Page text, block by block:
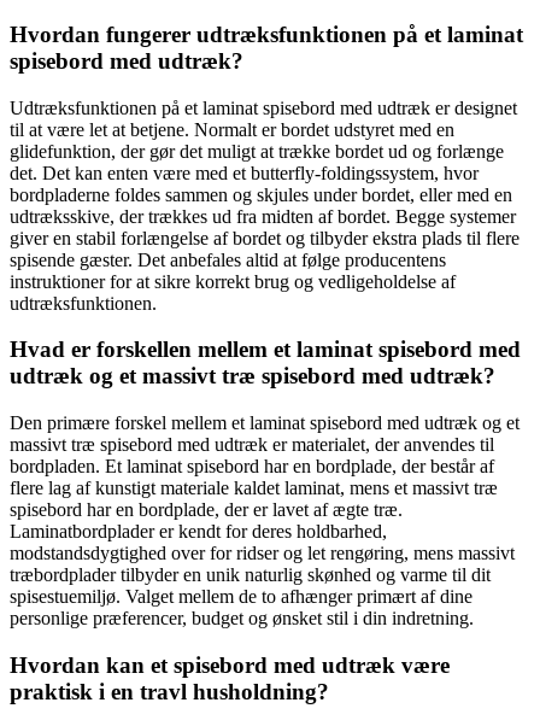
Hvordan fungerer udtræksfunktionen på et laminat
spisebord med udtræk?
Udtræksfunktionen på et laminat spisebord med udtræk er designet
til at være let at betjene. Normalt er bordet udstyret med en
glidefunktion, der gør det muligt at trække bordet ud og forlænge
det. Det kan enten være med et butterfly-foldingssystem, hvor
bordpladerne foldes sammen og skjules under bordet, eller med en
udtræksskive, der trækkes ud fra midten af bordet. Begge systemer
giver en stabil forlængelse af bordet og tilbyder ekstra plads til flere
spisende gæster. Det anbefales altid at følge producentens
instruktioner for at sikre korrekt brug og vedligeholdelse af
udtræksfunktionen.
Hvad er forskellen mellem et laminat spisebord med
udtræk og et massivt træ spisebord med udtræk?
Den primære forskel mellem et laminat spisebord med udtræk og et
massivt træ spisebord med udtræk er materialet, der anvendes til
bordpladen. Et laminat spisebord har en bordplade, der består af
flere lag af kunstigt materiale kaldet laminat, mens et massivt træ
spisebord har en bordplade, der er lavet af ægte træ.
Laminatbordplader er kendt for deres holdbarhed,
modstandsdygtighed over for ridser og let rengøring, mens massivt
træbordplader tilbyder en unik naturlig skønhed og varme til dit
spisestuemiljø. Valget mellem de to afhænger primært af dine
personlige præferencer, budget og ønsket stil i din indretning.
Hvordan kan et spisebord med udtræk være
praktisk i en travl husholdning?